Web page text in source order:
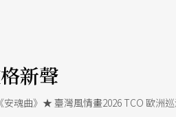
新聲
魂曲》★ 臺灣風情畫2026 TCO 歐洲